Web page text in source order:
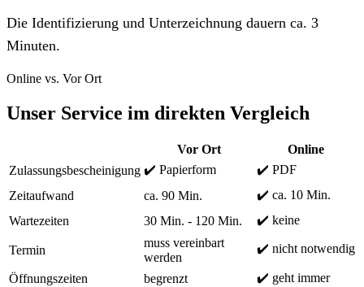
Die Identifizierung und Unterzeichnung dauern ca. 3
Minuten.
Online vs. Vor Ort
Unser Service im direkten Vergleich
Vor Ort
Online
Zulassungsbescheinigung ✔️ Papierform
✔️ PDF
Zeitaufwand
ca. 90 Min.
✔️ ca. 10 Min.
Wartezeiten
30 Min. - 120 Min. ✔️ keine
Termin
muss vereinbart
werden
✔️ nicht notwendig
Öffnungszeiten begrenzt ✔️ geht immer